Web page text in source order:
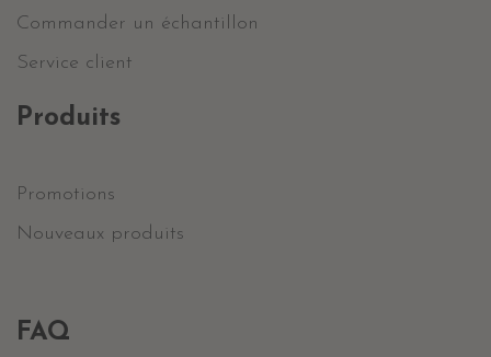
Commander un échantillon
Service client
Produits
Promotions
Nouveaux produits
FAQ